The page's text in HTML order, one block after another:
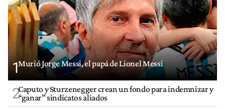
1Murió Jorge Messi, el papá de Lionel Messi
2Caputo y Sturzenegger crean un fondo para indemnizar y
“ganar” sindicatos aliados